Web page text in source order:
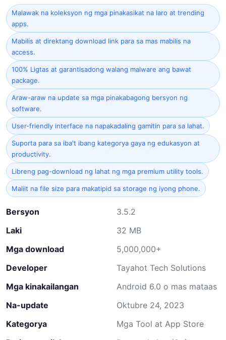
Malawak na koleksyon ng mga pinakasikat na laro at trending
apps.
Mabilis at direktang download link para sa mas mabilis na
access.
100% Ligtas at garantisadong walang malware ang bawat
package.
Araw-araw na update sa mga pinakabagong bersyon ng
software.
User-friendly interface na napakadaling gamitin para sa lahat.
Suporta para sa iba't ibang kategorya gaya ng edukasyon at
productivity.
Libreng pag-download ng lahat ng mga premium utility tools.
Maliit na file size para makatipid sa storage ng iyong phone.
Bersyon
3.5.2
Laki
32 MB
Mga download
5,000,000+
Developer
Tayahot Tech Solutions
Mga kinakailangan
Android 6.0 o mas mataas
Na-update
Oktubre 24, 2023
Kategorya
Mga Tool at App Store